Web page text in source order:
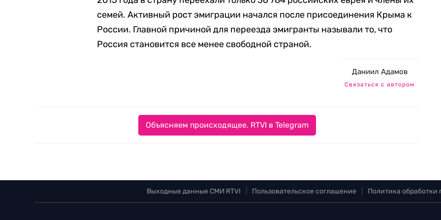
семей. Активный рост эмиграции начался после присоединения Крыма к
России. Главной причиной для переезда эмигранты называли то, что
Россия становится все менее свободной страной.
Даниил Адамов
Связаться с автором
Объясняем происходящее. RTVI в Telegram
Выходные данные СМИ RTVI Пользовательское соглашение Политика